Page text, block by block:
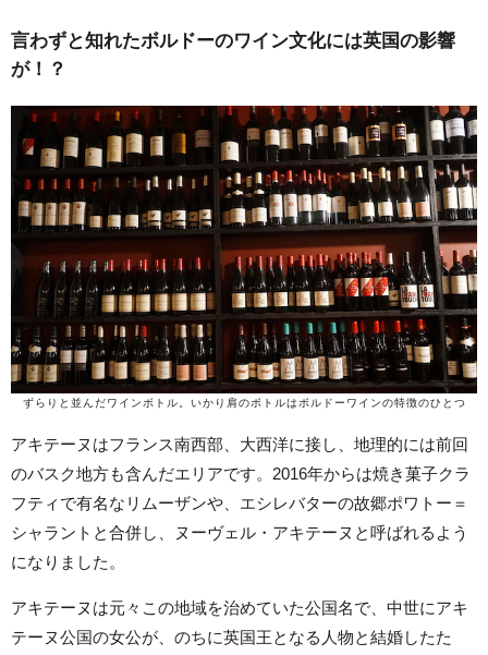
言わずと知れたボルドーのワイン文化には英国の影響
が！？
ずらりと並んだワインボトル。 いかり肩のボトルはボルドーワインの特徴のひとつ
アキテーヌはフランス南西部、大西洋に接し、地理的には前回
のバスク地方も含んだエリアです。2016年からは焼き菓子クラ
フティで有名なリムーザンや、エシレバターの故郷ポワトー＝
シャラントと合併し、ヌーヴェル・アキテーヌと呼ばれるよう
になりました。
アキテーヌは元々この地域を治めていた公国名で、中世にアキ
テーヌ公国の女公が、のちに英国王となる人物と結婚したた